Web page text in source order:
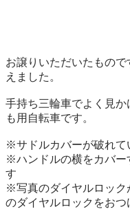
お譲りいただいたもの
えました。
手持ち三輪車でよく見
も用自転車です。
※サドルカバーが破れて
※ハンドルの横をカバー
す
※写真のダイヤルロック
のダイヤルロックをおつ